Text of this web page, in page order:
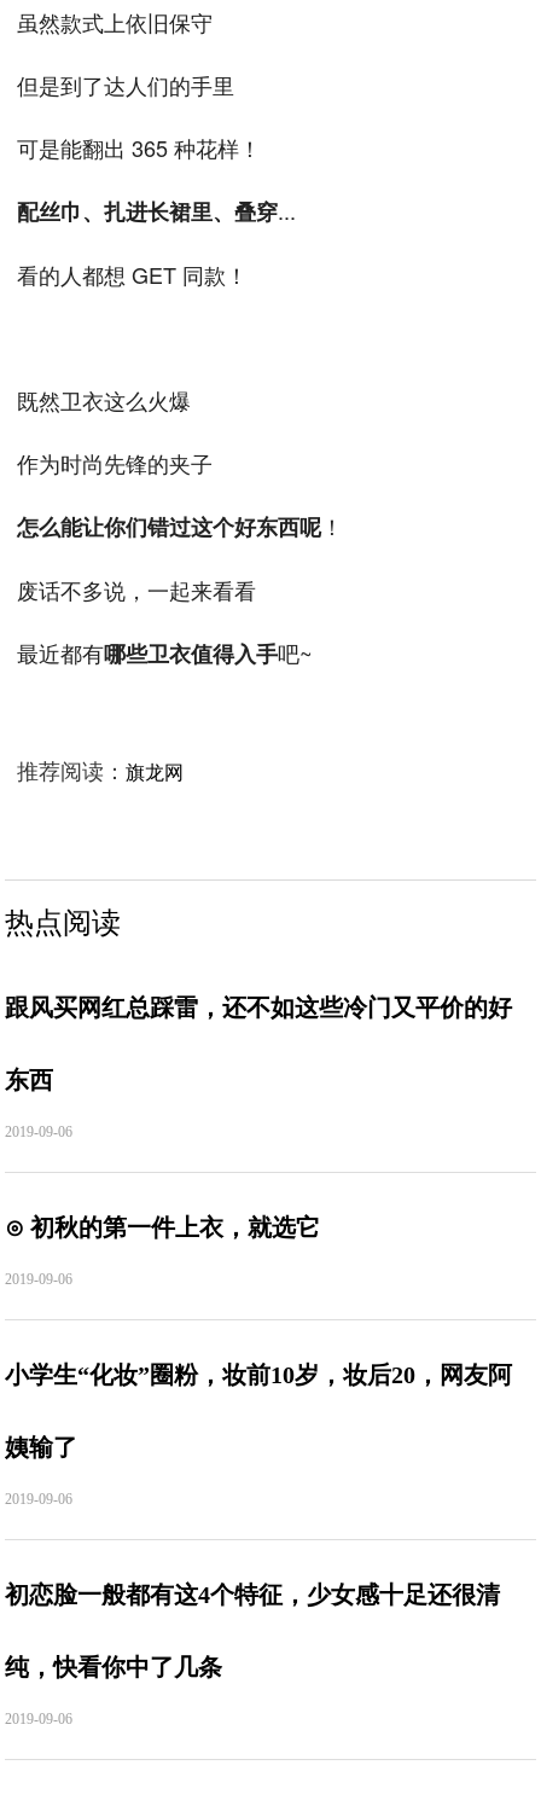
虽然款式上依旧保守
但是到了达人们的手里
可是能翻出 365 种花样！
配丝巾、扎进长裙里、叠穿...
看的人都想 GET 同款！
既然卫衣这么火爆
作为时尚先锋的夹子
怎么能让你们错过这个好东西呢！
废话不多说，一起来看看
最近都有哪些卫衣值得入手吧~
推荐阅读：旗龙网
热点阅读
跟风买网红总踩雷，还不如这些冷门又平价的好
东西
2019-09-06
⊙ 初秋的第一件上衣，就选它
2019-09-06
小学生“化妆”圈粉，妆前10岁，妆后20，网友阿
姨输了
2019-09-06
初恋脸一般都有这4个特征，少女感十足还很清
纯，快看你中了几条
2019-09-06